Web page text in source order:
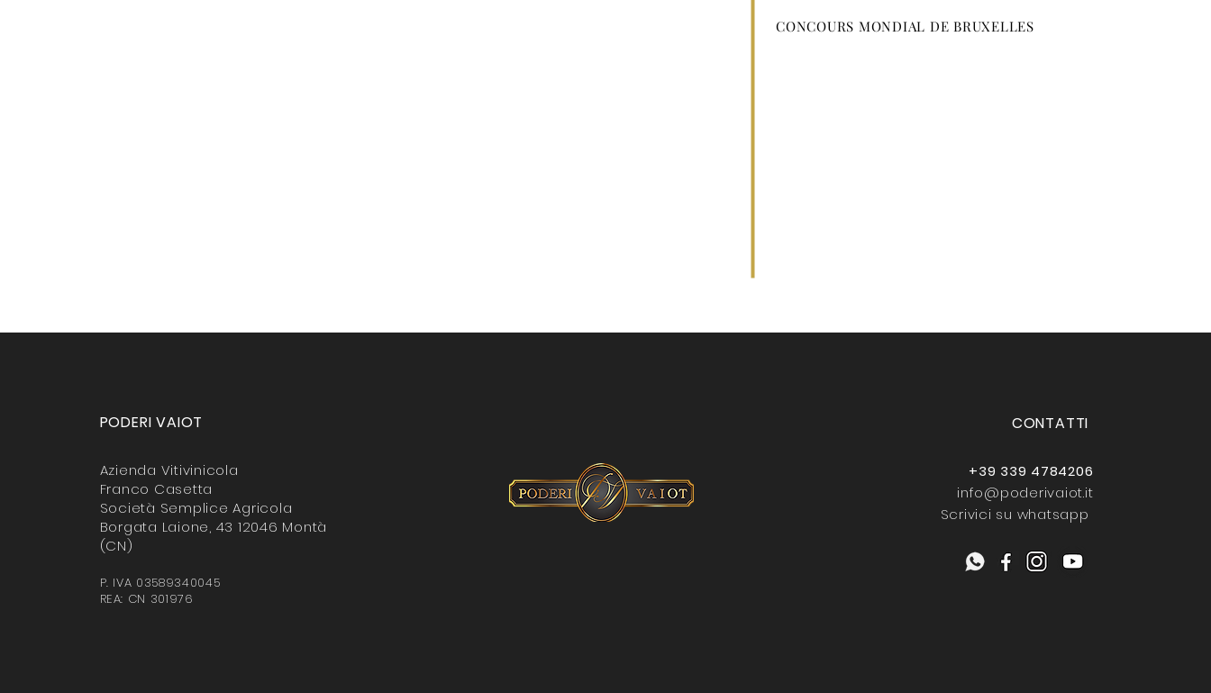
CONCOURS MONDIAL DE BRUXELLES
PODERI VAIOT
Azienda Vitivinicola
Franco Casetta
Società Semplice Agricola
Borgata Laione, 43 12046 Montà
(CN)
P. IVA 03589340045
REA: CN 301976
CONTATTI
+39 339 4784206
info@poderivaiot.it
Scrivici su whatsapp